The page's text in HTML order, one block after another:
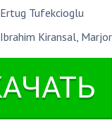
Ertug Tufekcioglu
Ibrahim Kiransal,